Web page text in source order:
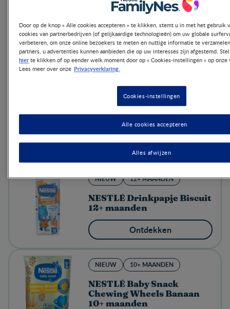
Nestlé® Tropical Smoothie
Ontdekken
12-36 MAANDEN
Ontdekken
NIEUW 12+ MAANDEN
NESTLÉ Drinkpapje Biscuit
12+ maanden
Ontdekken
NIEUW 10+ MAANDEN
NESTLÉ Baby Snack
Chewing Wheels Banaan
10+ maanden
Door op de knop « Alle cookies accepteren » te klikken, stemt u in met het gebruik
cookies van partnerbedrijven (of gelijkaardige technologieën) om uw globale
verbeteren, om onze online bezoekers te meten en nuttige informatie te
partners, u advertenties kunnen aanbieden die op uw interesses zijn afgestemd.
hier te klikken of op eender welk moment door op « Cookies-instellingen » op
Lees meer over onze Privacyverklaring.
Cookies-instellingen
Alles afwijzen
Alle cookies accepteren